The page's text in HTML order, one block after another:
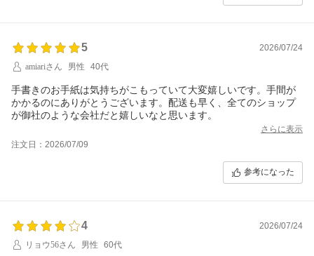
5
2026/07/24
amiariさん
男性 40代
手書きのお手紙は気持ちがこもっていて大変嬉しいです。手間が
かかるのにありがとうございます。配送も早く、全てのショップ
が御社のような会社だと嬉しいなと思います。
さらに表示
注文日：2026/07/09
参考になった
4
2026/07/24
リョウ56さん
男性 60代